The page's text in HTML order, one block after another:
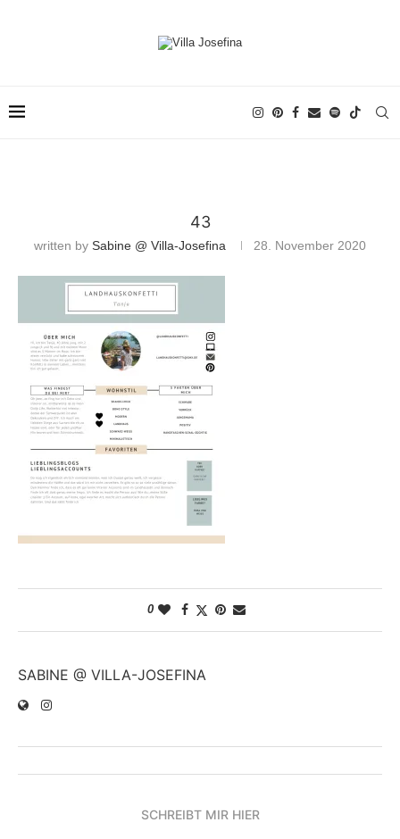
43
written by Sabine @ Villa-Josefina 28. November 2020
0
SABINE @ VILLA-JOSEFINA
SCHREIBT MIR HIER